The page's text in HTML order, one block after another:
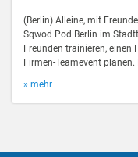
(Berlin) Alleine, mit
Sqwod Pod Berlin im
Freunden trainieren, einen
Firmen-Teamevent
» mehr